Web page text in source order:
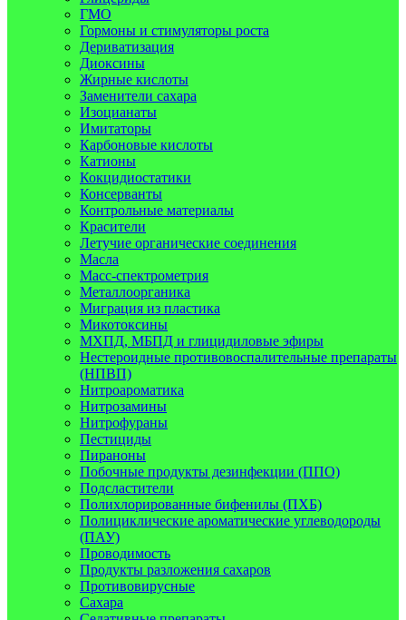
ГМО
Гормоны и стимуляторы роста
Дериватизация
Диоксины
Жирные кислоты
Заменители сахара
Изоцианаты
Имитаторы
Карбоновые кислоты
Катионы
Кокцидиостатики
Консерванты
Контрольные материалы
Красители
Летучие органические соединения
Масла
Масс-спектрометрия
Металлоорганика
Миграция из пластика
Микотоксины
МХПД, МБПД и глицидиловые эфиры
Нестероидные противовоспалительные препараты
(НПВП)
Нитроароматика
Нитрозамины
Нитрофураны
Пестициды
Пираноны
Побочные продукты дезинфекции (ППО)
Подсластители
Полихлорированные бифенилы (ПХБ)
Полициклические ароматические углеводороды
(ПАУ)
Проводимость
Продукты разложения сахаров
Противовирусные
Сахара